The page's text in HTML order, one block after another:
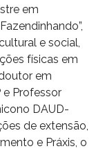
em
e social,
físicas em
em
Professor
DAUD-
de extensão,
e Práxis, o